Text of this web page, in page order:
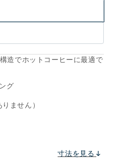
造でホットコーヒーに最適で
グ
ません）
寸法を見る